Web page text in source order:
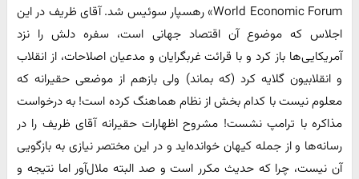
World Economic Forum» رهسپار سوئیس شد. آقای ظریف در این
اجلاس که موضوع آن اقتصاد جهانی است، سفره دلش را نزد
آمریکایی‌ها باز کرد و با قرائت غربگرایان و مدعیان اصلاحات، از انقلاب
و انقلابیون گلایه کرد (که بماند‌) ولی بازهم از موضعی حقیرانه که
معلوم نیست با کدام بخش از نظام هماهنگ کرده است! به درخواست
مذاکره با ترامپ نشست! مشروح اظهارات حقیرانه آقای ظریف را در
رسانه‌ها و از جمله کیهان خوانده‌اید و در این مختصر نیازی به بازگویی
آن نیست، چرا که حدیث مکرر است و صد البته ملال‌آور اما نتیجه و